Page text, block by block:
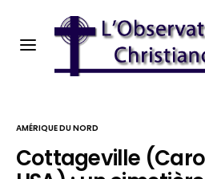
AMÉRIQUE DU NORD
Cottageville